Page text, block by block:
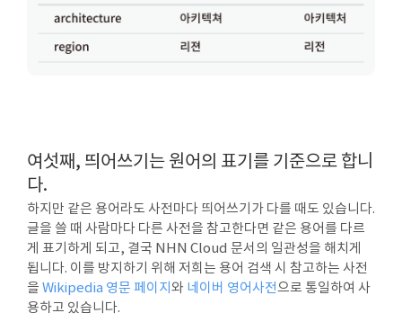
여섯째, 띄어쓰기는 원어의 표기를 기준으로 합니
다.
하지만 같은 용어라도 사전마다 띄어쓰기가 다를 때도 있습니다.
글을 쓸 때 사람마다 다른 사전을 참고한다면 같은 용어를 다르
게 표기하게 되고, 결국 NHN Cloud 문서의 일관성을 해치게
됩니다. 이를 방지하기 위해 저희는 용어 검색 시 참고하는 사전
을 Wikipedia 영문 페이지 와 네이버 영어사전으로 통일하여 사
용하고 있습니다.